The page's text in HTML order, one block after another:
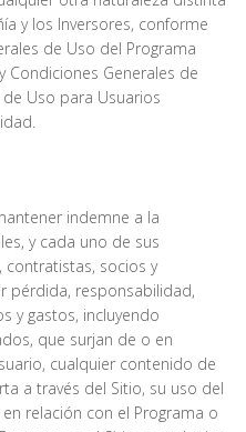
y los Inversores, conforme
de Uso del Programa
Condiciones Generales de
Uso para Usuarios
indemne a la
y cada uno de sus
contratistas, socios y
pérdida, responsabilidad,
y gastos, incluyendo
que surjan de o en
cualquier contenido de
a través del Sitio, su uso del
relación con el Programa o